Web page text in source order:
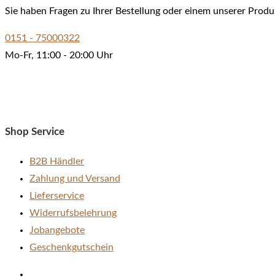
Varianten
auf.
Die
Sie haben Fragen zu Ihrer Bestellung oder einem unserer
0151 - 75000322
Mo-Fr, 11:00 - 20:00 Uhr
Shop Service
B2B Händler
Zahlung und Versand
Lieferservice
Widerrufsbelehrung
Jobangebote
Geschenkgutschein